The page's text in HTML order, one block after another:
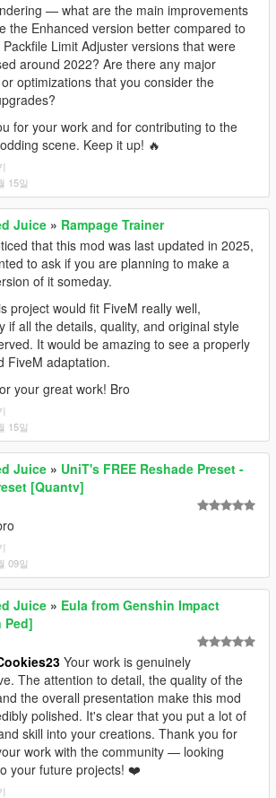
— what are the main improvements
the Enhanced version better compared to
Limit Adjuster versions that were
around 2022? Are there any major
optimizations that you consider the
for your work and for contributing to the
scene. Keep it up! 🔥
15일
Juice » Rampage Trainer
that this mod was last updated in 2025,
to ask if you are planning to make a
of it someday.
project would fit FiveM really well,
if all the details, quality, and original style
It would be amazing to see a properly
FiveM adaptation.
your great work! Bro
15일
Juice » UniT's FREE Reshade Preset -
[Quantv]
09일
Juice » Eula from Genshin Impact
Ped]
Your work is genuinely
The attention to detail, the quality of the
the overall presentation make this mod
polished. It's clear that you put a lot of
skill into your creations. Thank you for
work with the community — looking
your future projects! ❤️